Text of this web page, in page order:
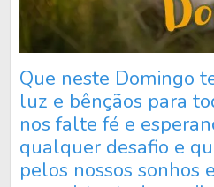
Que neste Domingo
luz e bênçãos para
nos falte fé e
qualquer desafio e
pelos nossos sonhos